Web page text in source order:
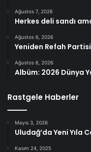
Ağustos 7, 2026
Herkes deli sandı
Ağustos 6, 2026
Yeniden Refah
Ağustos 6, 2026
Albüm: 2026 Dünya
Rastgele Haberler
Mayıs 3, 2026
Uludağ’da Yeni Yıla
Kasım 24, 2025